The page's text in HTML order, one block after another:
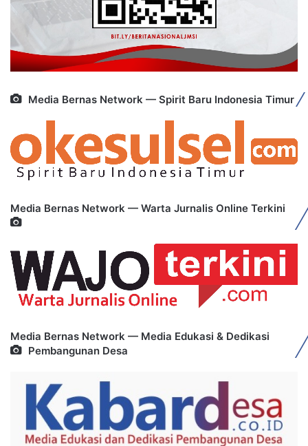
Media Bernas Network — Spirit Baru Indonesia Timur
Media Bernas Network — Warta Jurnalis Online Terkini
Media Bernas Network — Media Edukasi & Dedikasi
Pembangunan Desa